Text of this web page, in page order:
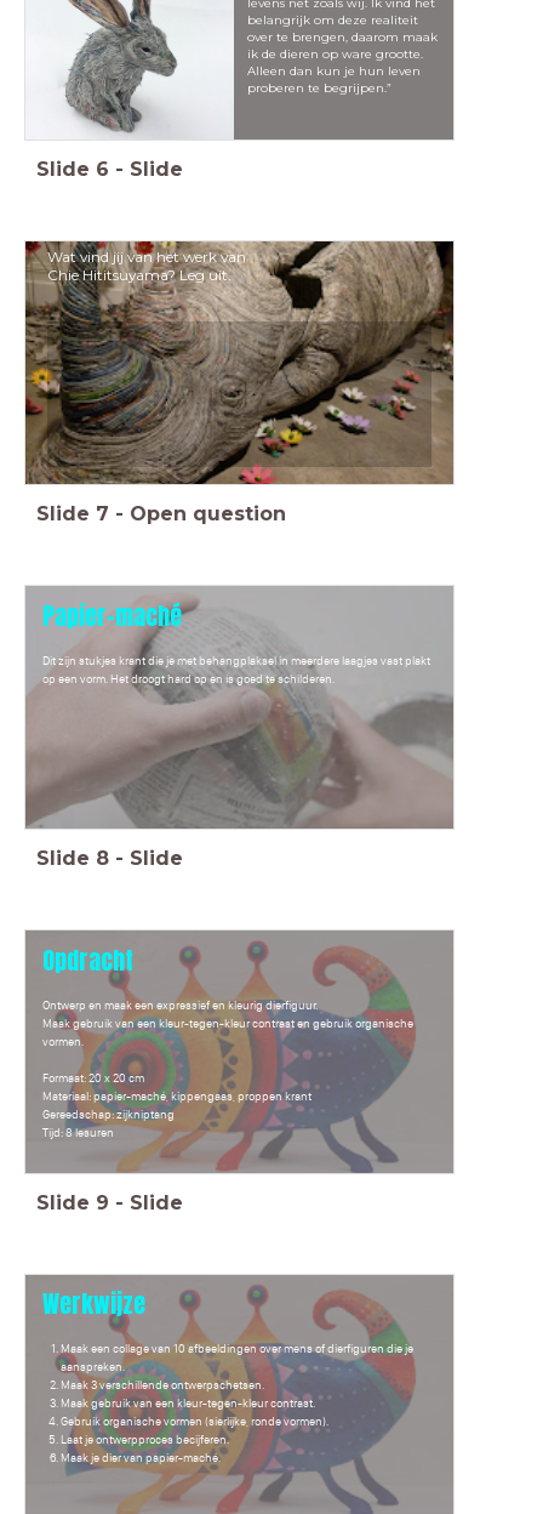
belangrijk om deze realiteit
over te brengen, daarom maak
ik de dieren op ware grootte.
Alleen dan kun je hun leven
proberen te begrijpen.”
Slide 6 - Slide
Wat vind jij van het werk van
Chie Hititsuyama? Leg uit.
Slide 7 - Open question
Papier-maché
Dit zijn stukjes krant die je met behangplaksel in meerdere laagjes vast plakt
op een vorm. Het droogt hard op en is goed te schilderen.
Slide 8 - Slide
Opdracht
Ontwerp en maak een expressief en kleurig dierfiguur.
Maak gebruik van een kleur-tegen-kleur contrast en gebruik organische
vormen.
Formaat: 20 x 20 cm
Materiaal: papier-maché, kippengaas, proppen krant
Gereedschap: zijkniptang
Tijd: 8 lesuren
Slide 9 - Slide
Werkwijze
Maak een collage van 10 afbeeldingen over mens of dierfiguren die je
aanspreken.
Maak 3 verschillende ontwerpschetsen.
Maak gebruik van een kleur-tegen-kleur contrast.
Gebruik organische vormen (sierlijke, ronde vormen).
Laat je ontwerpproces becijferen.
Maak je dier van papier-maché.